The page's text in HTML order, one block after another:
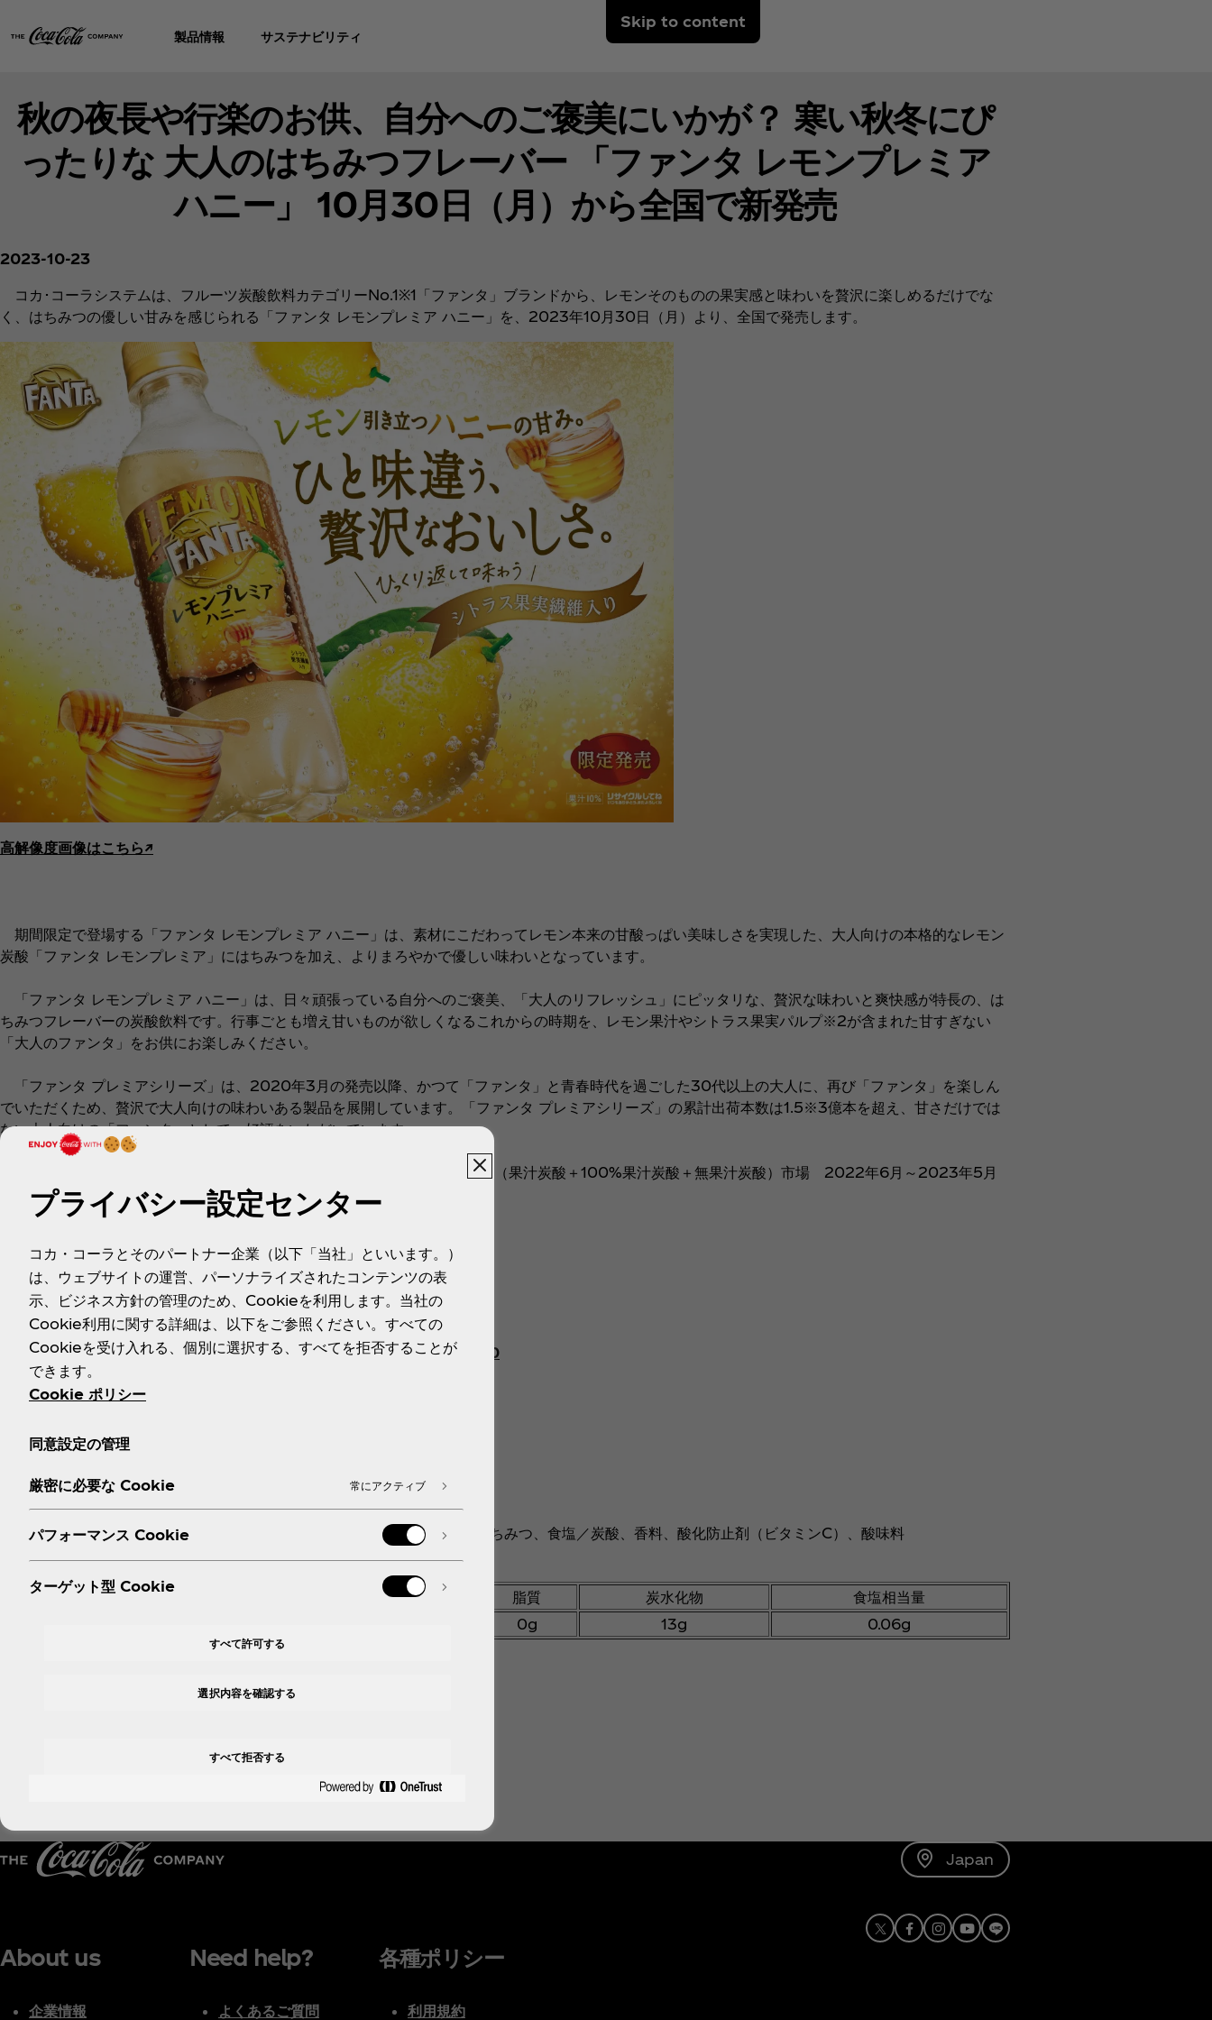
Skip to content
製品情報 サステナビリティ
秋の夜長や行楽のお供、自分へのご褒美にいかが？ 寒い秋冬にぴ
ったりな 大人のはちみつフレーバー 「ファンタ レモンプレミア
ハニー」 10月30日（月）から全国で新発売
2023-10-23
コカ･コーラシステムは、フルーツ炭酸飲料カテゴリーNo.1※1「ファンタ」ブランドから、レモンそのものの果実感と味わいを贅沢に楽しめるだけでな
く、はちみつの優しい甘みを感じられる「ファンタ レモンプレミア ハニー」を、2023年10月30日（月）より、全国で発売します。
高解像度画像はこちら↗︎
期間限定で登場する「ファンタ レモンプレミア ハニー」は、素材にこだわってレモン本来の甘酸っぱい美味しさを実現した、大人向けの本格的なレモン
炭酸「ファンタ レモンプレミア」にはちみつを加え、よりまろやかで優しい味わいとなっています。
「ファンタ レモンプレミア ハニー」は、日々頑張っている自分へのご褒美、「大人のリフレッシュ」にピッタリな、贅沢な味わいと爽快感が特長の、は
ちみつフレーバーの炭酸飲料です。行事ごとも増え甘いものが欲しくなるこれからの時期を、レモン果汁やシトラス果実パルプ※2が含まれた甘すぎない
「大人のファンタ」をお供にお楽しみください。
「ファンタ プレミアシリーズ」は、2020年3月の発売以降、かつて「ファンタ」と青春時代を過ごした30代以上の大人に、再び「ファンタ」を楽しん
でいただくため、贅沢で大人向けの味わいある製品を展開しています。「ファンタ プレミアシリーズ」の累計出荷本数は1.5※3億本を超え、甘さだけでは
ない大人向けの「ファンタ」として、好評をいただいています。
※1 フルーツ炭酸飲料カテゴリーNo.1：インテージSRI+ フルーツ炭酸飲料（果汁炭酸＋100%果汁炭酸＋無果汁炭酸）市場 2022年6月～2023年5月
販売金額、販売本数シェア
※2 シトラスの果実繊維入り
公式サイト／SNS
・公式サイト：https://www.fanta.jp/premier
・X（旧Twitter）：https://www.twitter.com/Fanta_Japan?s=20
・Instagram ：
＜製品概要＞
■品名：10％レモン果汁入り飲料（炭酸ガス入り）
■果汁含有量：10％
■原材料名：果糖ぶどう糖液糖（国内製造）、レモン、オレンジパルプ、はちみつ、食塩／炭酸、香料、酸化防止剤（ビタミンC）、酸味料
エネルギー
たんぱく質 脂質 炭水化物
食塩相当量
0g 13g 0.06g
■発売日：2023年10月30日（月）
Japan
About us
企業情報
Need help?
よくあるご質問
各種ポリシー
利用規約
X Facebook
Instagram
Youtube
プライバシー設定センター
コカ・コーラとそのパートナー企業（以下「当社」といいます。）
は、ウェブサイトの運営、パーソナライズされたコンテンツの表
示、ビジネス方針の管理のため、Cookieを利用します。当社の
Cookie利用に関する詳細は、以下をご参照ください。すべての
Cookieを受け入れる、個別に選択する、すべてを拒否することが
できます。
Cookie ポリシー
同意設定の管理
厳密に必要な Cookie 常にアクティブ
パフォーマンス Cookie
ターゲット型 Cookie
すべて許可する
すべて拒否する
選択内容を確認する